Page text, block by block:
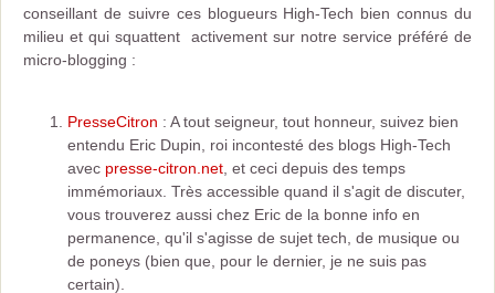
conseillant de suivre ces blogueurs High-Tech bien connus du
milieu et qui squattent activement sur notre service préféré de
micro-blogging :
PresseCitron : A tout seigneur, tout honneur, suivez bien
entendu Eric Dupin, roi incontesté des blogs High-Tech
avec presse-citron.net , et ceci depuis des temps
immémoriaux. Très accessible quand il s'agit de discuter,
vous trouverez aussi chez Eric de la bonne info en
permanence, qu'il s'agisse de sujet tech, de musique ou
de poneys (bien que, pour le dernier, je ne suis pas
certain).